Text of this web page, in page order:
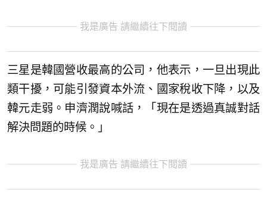
我是廣告 請繼續往下閱讀
三星是韓國營收最高的公司，他表示，一旦出現此
類干擾，可能引發資本外流、國家稅收下降，以及
韓元走弱。申濟潤說喊話，「現在是透過真誠對話
解決問題的時候。」
我是廣告 請繼續往下閱讀